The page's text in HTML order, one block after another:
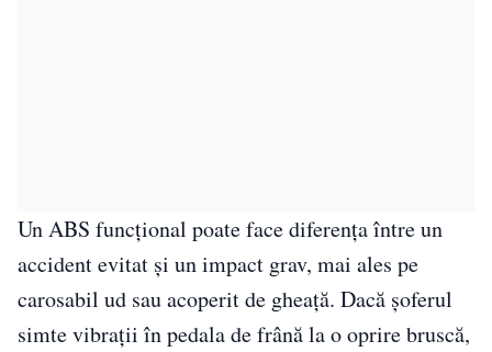
Un ABS funcțional poate face diferența între un
accident evitat și un impact grav, mai ales pe
carosabil ud sau acoperit de gheață. Dacă șoferul
simte vibrații în pedala de frână la o oprire bruscă,